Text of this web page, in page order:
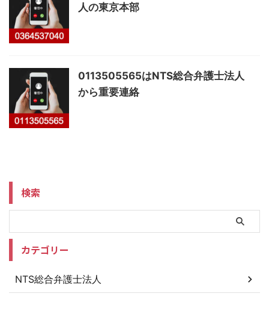
人の東京本部
0113505565はNTS総合弁護士法人
から重要連絡
検索
カテゴリー
NTS総合弁護士法人